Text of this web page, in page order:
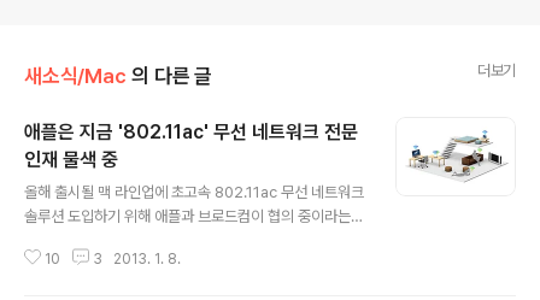
새소식/Mac 의 다른 글 더보기
애플은 지금 '802.11ac' 무선 네트워크 전문
인재 물색 중
올해 출시될 맥 라인업에 초고속 802.11ac 무선 네트워크
솔루션 도입하기 위해 애플과 브로드컴이 협의 중이라는
니어를 모집하는 것으로 알려져 그 배경에 촉각이 쏠리고
10 3 2013. 1. 8.